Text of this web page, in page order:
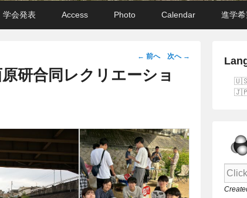
学会発表 Access Photo Calendar 進学
投
稿
ナ
ー
シ
ョ
ン
← 前へ 次へ →
研合同レクリエーショ